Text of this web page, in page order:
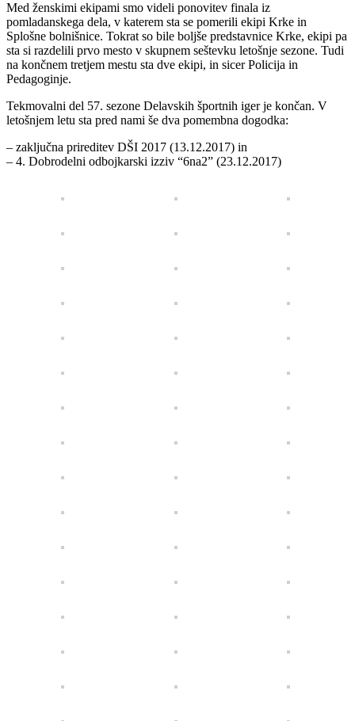
Med ženskimi ekipami smo videli ponovitev finala iz
pomladanskega dela, v katerem sta se pomerili ekipi Krke in
Splošne bolnišnice. Tokrat so bile boljše predstavnice Krke, ekipi pa
sta si razdelili prvo mesto v skupnem seštevku letošnje sezone. Tudi
na končnem tretjem mestu sta dve ekipi, in sicer Policija in
Pedagoginje.
Tekmovalni del 57. sezone Delavskih športnih iger je končan. V
letošnjem letu sta pred nami še dva pomembna dogodka:
– zaključna prireditev DŠI 2017 (13.12.2017) in
– 4. Dobrodelni odbojkarski izziv “6na2” (23.12.2017)